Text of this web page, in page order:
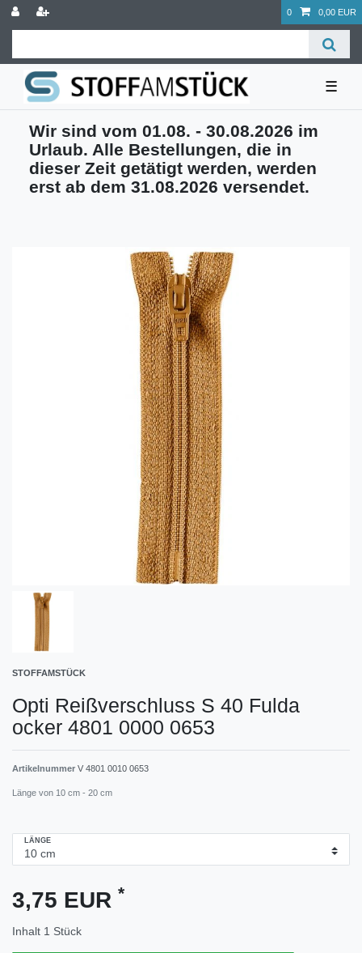
0 0,00 EUR
☰
Wir sind vom 01.08. - 30.08.2026 im
Urlaub. Alle Bestellungen, die in
dieser Zeit getätigt werden, werden
erst ab dem 31.08.2026 versendet.
STOFFAMSTÜCK
Opti Reißverschluss S 40 Fulda
ocker 4801 0000 0653
Artikelnummer V 4801 0010 0653
Länge von 10 cm - 20 cm
LÄNGE
3,75 EUR *
Inhalt 1 Stück